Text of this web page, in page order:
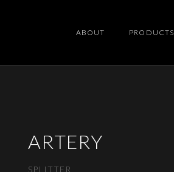
ABOUT PRODUCTS
ARTERY
SPLITTER